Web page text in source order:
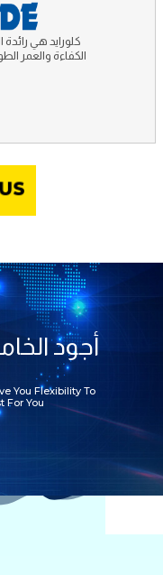
كلورايد هي
الكفاءة والعمر
You Flexibility To
For You
أجود